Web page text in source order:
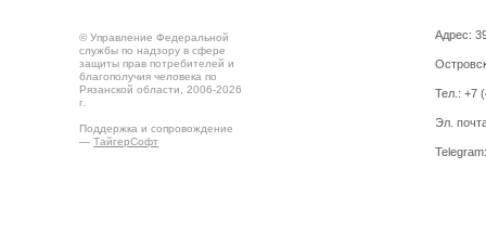
© Управление Федеральной
службы по надзору в сфере
защиты прав потребителей и
благополучия человека по
Рязанской области, 2006-2026
г.
Поддержка и сопровождение
— ТайгерСофт
Адрес:
Тел.: +7
Эл.